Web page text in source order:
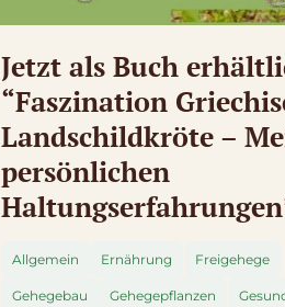
Allgemein Ernährung Freigehege
Gehegebau Gehegepflanzen
Jetzt als Buch
“Faszination
Landschildkröte –
persönlichen